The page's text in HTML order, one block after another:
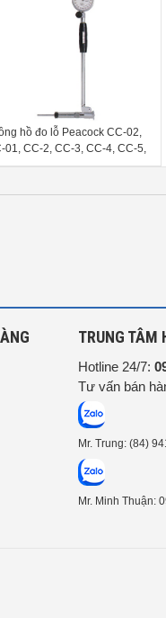
hồ đo lỗ Peacock CC-02,
01, CC-2, CC-3, CC-4, CC-5,
CC-6, CC-3C
TRUNG TÂM
Hotline 24/7:
Tư vấn bán
Mr. Trung: (84)
Mr. Minh Thuận: